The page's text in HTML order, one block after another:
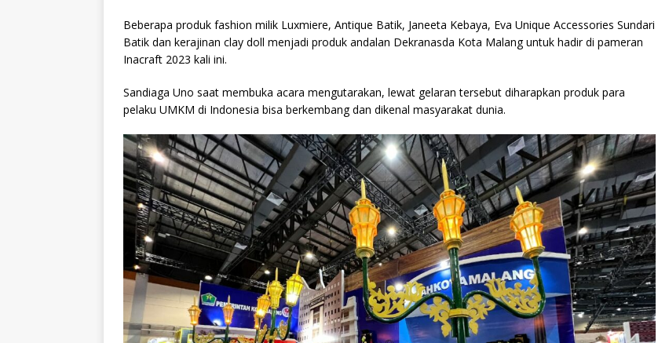
Beberapa produk fashion milik Luxmiere, Antique Batik, Janeeta Kebaya, Eva Unique Accessories Sundari
Batik dan kerajinan clay doll menjadi produk andalan Dekranasda Kota Malang untuk hadir di pameran
Inacraft 2023 kali ini.
Sandiaga Uno saat membuka acara mengutarakan, lewat gelaran tersebut diharapkan produk para
pelaku UMKM di Indonesia bisa berkembang dan dikenal masyarakat dunia.